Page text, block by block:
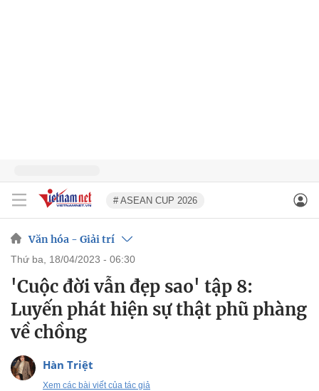
# ASEAN CUP 2026
Văn hóa - Giải trí
thứ ba, 18/04/2023 - 06:30
'Cuộc đời vẫn đẹp sao' tập 8:
Luyến phát hiện sự thật phũ phàng
về chồng
Hàn Triệt
Xem các bài viết của tác giả